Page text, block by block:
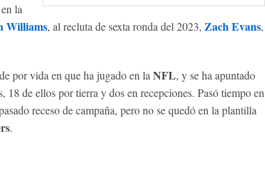
la
Williams, al recluta de sexta ronda del 2023, Zach Evans,
por vida en que ha jugado en laNFL, y se ha apuntado
de ellos por tierra y dos en recepciones. Pasó tiempo en
receso de campaña, pero no se quedó en la plantilla
.